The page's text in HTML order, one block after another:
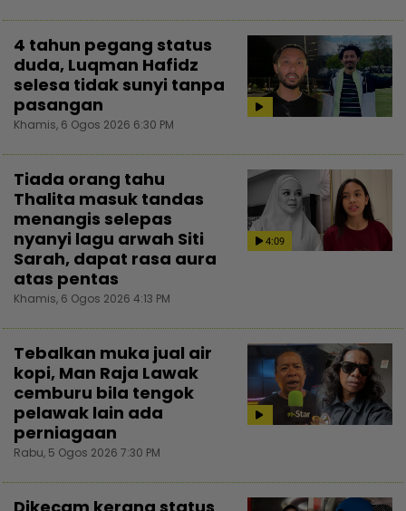
4 tahun pegang status
duda, Luqman Hafidz
selesa tidak sunyi tanpa
pasangan
Khamis, 6 Ogos 2026 6:30 PM
4:09
Tiada orang tahu
Thalita masuk tandas
menangis selepas
nyanyi lagu arwah Siti
Sarah, dapat rasa aura
atas pentas
Khamis, 6 Ogos 2026 4:13 PM
Tebalkan muka jual air
kopi, Man Raja Lawak
cemburu bila tengok
pelawak lain ada
perniagaan
Rabu, 5 Ogos 2026 7:30 PM